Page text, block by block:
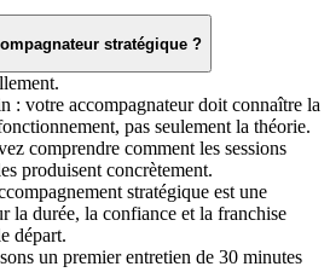
stratégique ?
: votre accompagnateur doit connaître la
pas seulement la théorie.
comprendre comment les sessions
produisent concrètement.
stratégique est une
la durée, la confiance et la franchise
départ.
un premier entretien de 30 minutes